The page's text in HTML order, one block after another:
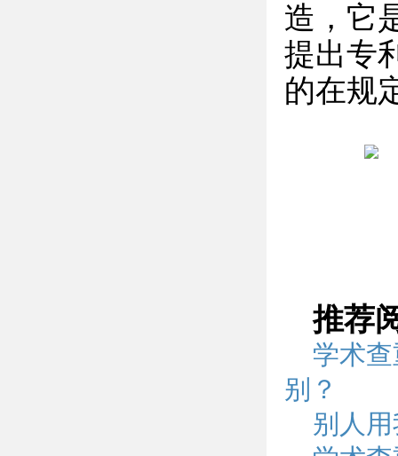
造，它
提出专
的在规
推荐
学术
别？
别人